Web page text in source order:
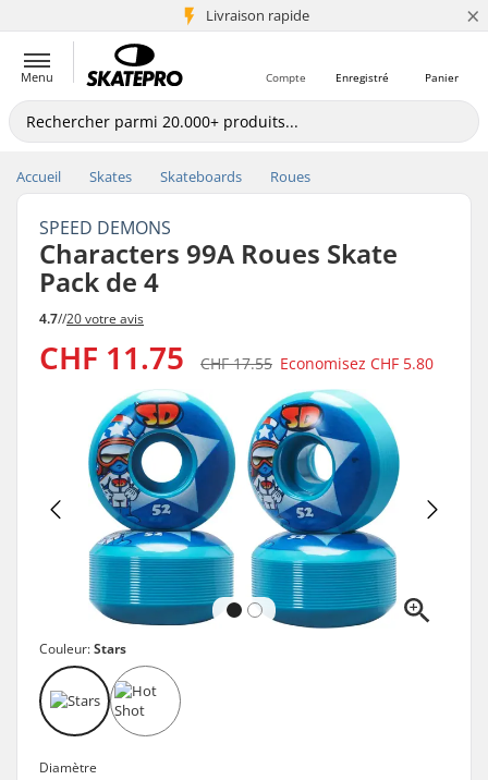
Livraison rapide
+5 mio de clients ×
Menu Panier
Enregistré
Compte
Accueil Skates Skateboards Roues
SPEED DEMONS
Characters 99A Roues Skate
Pack de 4
4.7//20 votre avis
CHF 11.75 CHF 17.55 Economisez CHF 5.80
Couleur:Stars
Diamètre